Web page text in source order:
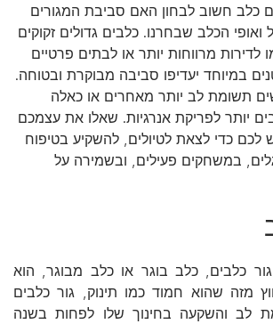
כלב חשוב לבחון האם סביבת המגורים
ואופי הכלב שבחרנו. כלבים גדולים זקוקים
לדירות מרווחות יותר או לבתים פרטיים
במיוחד יעדיפו סביבה מבוקרת ובטוחה.
תשומת לב יותר מאחרים או כאלה
יותר לפריקת אנרגיות. שאלו את עצמכם
לכם כדי לצאת לטיולים, להשקיע בטיפוח
במשחקים פעילים, ובשמירה על
כלבים, כלב בוגר או כלב מבוגר, הוא
מזה שהוא חמוד כמו תינוק, גור כלבים
לב והשקעה בחינוך שלו לפחות בשנה